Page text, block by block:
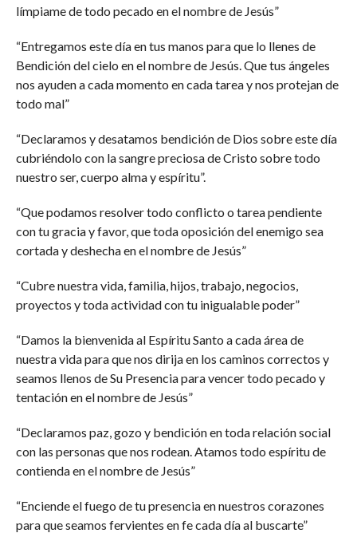
límpiame de todo pecado en el nombre de Jesús”
“Entregamos este día en tus manos para que lo llenes de
Bendición del cielo en el nombre de Jesús. Que tus ángeles
nos ayuden a cada momento en cada tarea y nos protejan de
todo mal”
“Declaramos y desatamos bendición de Dios sobre este día
cubriéndolo con la sangre preciosa de Cristo sobre todo
nuestro ser, cuerpo alma y espíritu”.
“Que podamos resolver todo conflicto o tarea pendiente
con tu gracia y favor, que toda oposición del enemigo sea
cortada y deshecha en el nombre de Jesús”
“Cubre nuestra vida, familia, hijos, trabajo, negocios,
proyectos y toda actividad con tu inigualable poder”
“Damos la bienvenida al Espíritu Santo a cada área de
nuestra vida para que nos dirija en los caminos correctos y
seamos llenos de Su Presencia para vencer todo pecado y
tentación en el nombre de Jesús”
“Declaramos paz, gozo y bendición en toda relación social
con las personas que nos rodean. Atamos todo espíritu de
contienda en el nombre de Jesús”
“Enciende el fuego de tu presencia en nuestros corazones
para que seamos fervientes en fe cada día al buscarte”